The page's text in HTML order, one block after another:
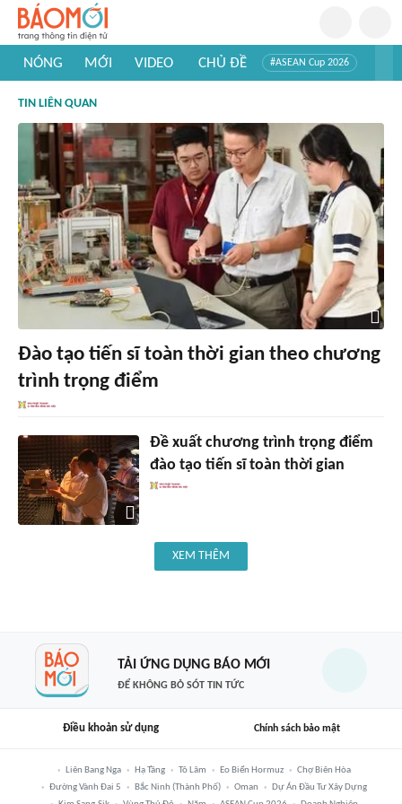
NÓNG MỚI VIDEO CHỦ ĐỀ #ASEAN Cup 2026
#Khám phá thế giới
TIN LIÊN QUAN
Đào tạo tiến sĩ toàn thời gian theo chương
trình trọng điểm
Đề xuất chương trình trọng điểm
đào tạo tiến sĩ toàn thời gian
XEM THÊM
TẢI ỨNG DỤNG BÁO MỚI
ĐỂ KHÔNG BỎ SÓT TIN TỨC
Điều khoản sử dụng Chính sách bảo mật
Liên Bang Nga Hạ Tầng Tô Lâm Eo Biển Hormuz
Chợ Biên Hòa
Đường Vành Đai 5
Bắc Ninh (thành Phố) Oman
Dự Án Đầu Tư Xây Dựng